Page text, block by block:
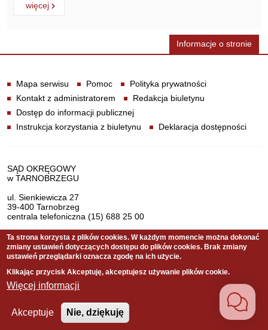
Czytaj
więcejo:
Informacje o stronie
Mapa serwisu Pomoc
Polityka prywatności
Kontakt z administratorem
Redakcja biuletynu
Dostęp do informacji publicznej
Instrukcja korzystania z biuletynu
Deklaracja dostępności
Dane teleadresowe
SĄD OKRĘGOWY
w TARNOBRZEGU
ul. Sienkiewicza 27
39-400 Tarnobrzeg
centrala telefoniczna (15) 688 25 00
Serwis pełni funkcję strony Biuletynu Informacji Publicznej
Sądu Okręgowego w Tarnobrzegu
Copyright © 2011 Sąd Okręgowy w Tarnobrzegu
Ta strona korzysta z plików cookies. W każdym momencie można dokonać
zmiany ustawień dotyczących dostępu do plików cookies. Brak zmiany
ustawień przeglądarki oznacza zgodę na ich użycie.
Klikając przycisk Akceptuję, akceptujesz używanie plików cookie.
Więcej informacji
Akceptuje Nie, dziękuję